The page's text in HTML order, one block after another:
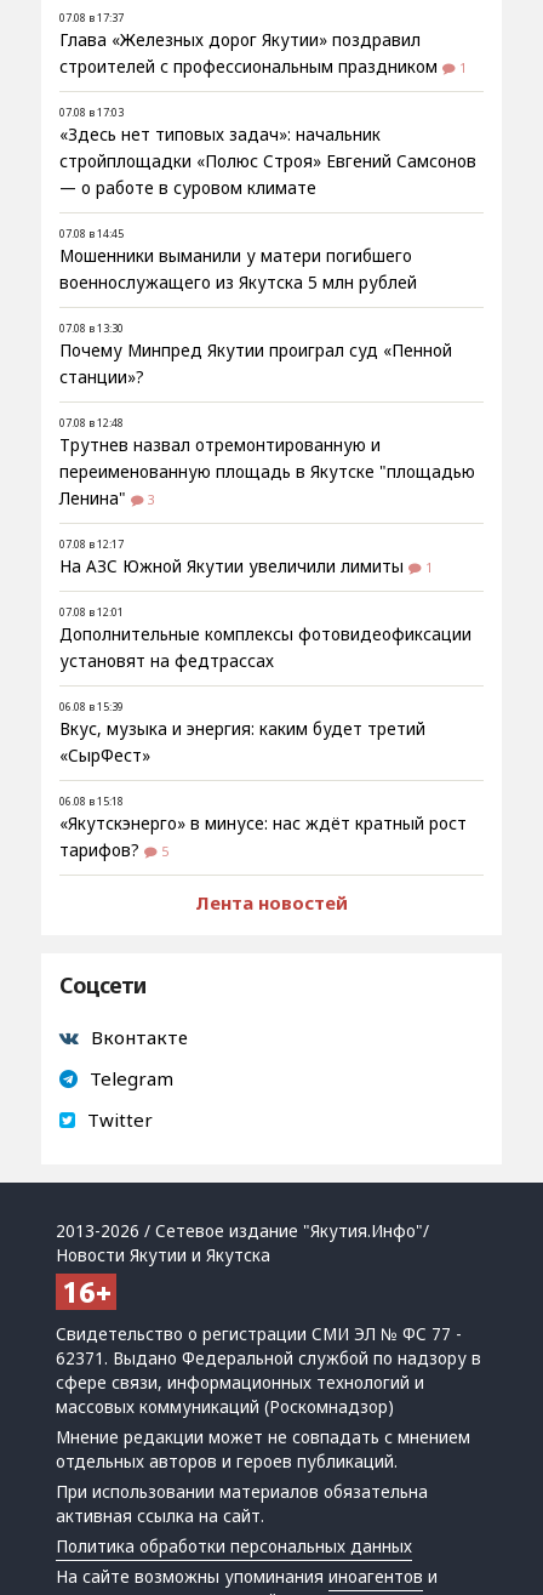
07.08 в 17:37
Глава «Железных дорог Якутии» поздравил
строителей с профессиональным праздником
1
07.08 в 17:03
«Здесь нет типовых задач»: начальник
стройплощадки «Полюс Строя» Евгений Самсонов
— о работе в суровом климате
07.08 в 14:45
Мошенники выманили у матери погибшего
военнослужащего из Якутска 5 млн рублей
07.08 в 13:30
Почему Минпред Якутии проиграл суд «Пенной
станции»?
07.08 в 12:48
Трутнев назвал отремонтированную и
переименованную площадь в Якутске "площадью
Ленина"
3
07.08 в 12:17
На АЗС Южной Якутии увеличили лимиты 1
07.08 в 12:01
Дополнительные комплексы фотовидеофиксации
установят на федтрассах
06.08 в 15:39
Вкус, музыка и энергия: каким будет третий
«СырФест»
06.08 в 15:18
«Якутскэнерго» в минусе: нас ждёт кратный рост
тарифов?
5
Лента новостей
Соцсети
Вконтакте
Telegram
Twitter
2013-2026 / Сетевое издание "Якутия.Инфо"/
Новости Якутии и Якутска
Свидетельство о регистрации СМИ ЭЛ № ФС 77 -
62371. Выдано Федеральной службой по надзору в
сфере связи, информационных технологий и
массовых коммуникаций (Роскомнадзор)
Мнение редакции может не совпадать с мнением
отдельных авторов и героев публикаций.
При использовании материалов обязательна
активная ссылка на сайт.
Политика обработки персональных данных
На сайте возможны упоминанияиноагентов и